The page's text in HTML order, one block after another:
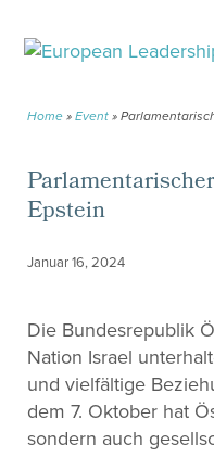
Home » Event »
Epstein
Januar 16, 2024
Die Bundesrepublik
Nation Israel
und vielfältige
dem 7. Oktober hat
sondern auch